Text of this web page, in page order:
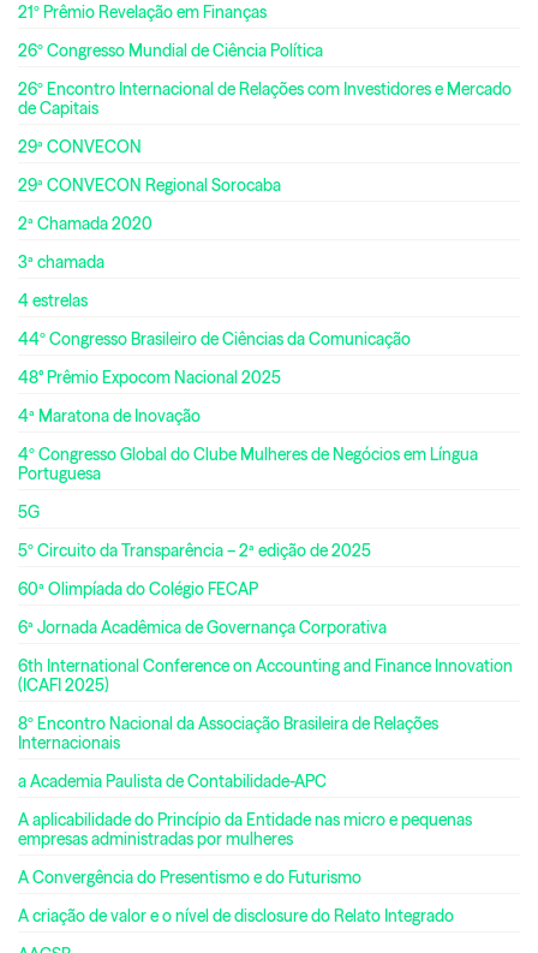
21º Prêmio Revelação em Finanças
26º Congresso Mundial de Ciência Política
26º Encontro Internacional de Relações com Investidores e Mercado
de Capitais
29ª CONVECON
29ª CONVECON Regional Sorocaba
2ª Chamada 2020
3ª chamada
4 estrelas
44º Congresso Brasileiro de Ciências da Comunicação
48° Prêmio Expocom Nacional 2025
4ª Maratona de Inovação
4º Congresso Global do Clube Mulheres de Negócios em Língua
Portuguesa
5G
5º Circuito da Transparência – 2ª edição de 2025
60ª Olimpíada do Colégio FECAP
6ª Jornada Acadêmica de Governança Corporativa
6th International Conference on Accounting and Finance Innovation
(ICAFI 2025)
8º Encontro Nacional da Associação Brasileira de Relações
Internacionais
a Academia Paulista de Contabilidade-APC
A aplicabilidade do Princípio da Entidade nas micro e pequenas
empresas administradas por mulheres
A Convergência do Presentismo e do Futurismo
A criação de valor e o nível de disclosure do Relato Integrado